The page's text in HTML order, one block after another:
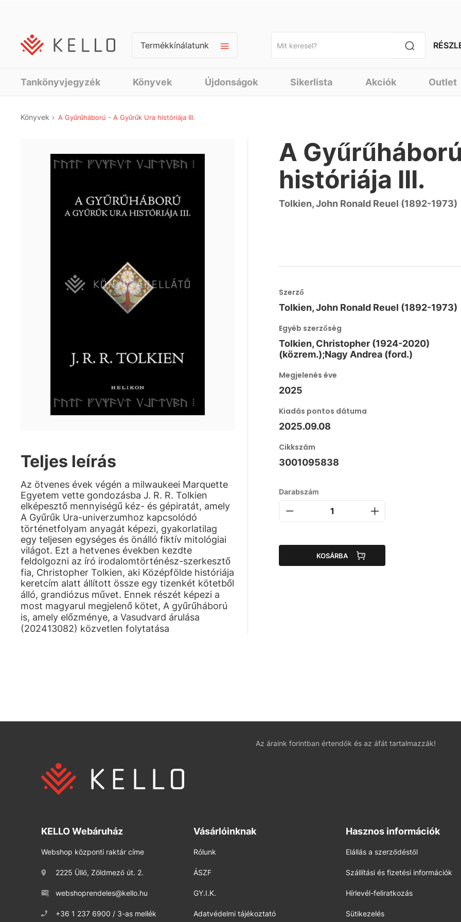
Termékkínálatunk
Tankönyvjegyzék Könyvek Újdonságok Sikerlista Akciók Outlet
Könyvek A Gyűrűháború - A Gyűrűk Ura históriája III.
Teljes leírás
Az ötvenes évek végén a milwaukeei Marquette
Egyetem vette gondozásba J. R. R. Tolkien
elképesztő mennyiségű kéz- és gépiratát, amely
A Gyűrűk Ura-univerzumhoz kapcsolódó
történetfolyam anyagát képezi, gyakorlatilag
egy teljesen egységes és önálló fiktív mitológiai
világot. Ezt a hetvenes években kezdte
feldolgozni az író irodalomtörténész-szerkesztő
fia, Christopher Tolkien, aki Középfölde históriája
keretcím alatt állított össze egy tizenkét kötetből
álló, grandiózus művet. Ennek részét képezi a
most magyarul megjelenő kötet, A gyűrűháború
is, amely előzménye, a Vasudvard árulása
(202413082) közvetlen folytatása
A
históriája III.
Tolkien, John Ronald Reuel (1892-1973)
Szerző
Tolkien, John Ronald Reuel (1892-1973)
Egyéb szerzőség
Tolkien, Christopher (1924-2020)
(közrem.);Nagy Andrea (ford.)
Megjelenés éve
2025
Kiadás pontos dátuma
2025.09.08
Cikkszám
3001095838
Darabszám
KOSÁRBA
Az áraink forintban értendők és az áfát tartalmazzák!
KELLO Webáruház
Webshop központi raktár címe
2225 Üllő, Zöldmező út. 2.
webshoprendeles@kello.hu
+36 1 237 6900 / 3-as mellék
Vásárlóinknak
Rólunk
ÁSZF
GY.I.K.
Adatvédelmi tájékoztató
Hasznos információk
Elállás a szerződéstől
Szállítási és fizetési információk
Hírlevél-feliratkozás
Sütikezelés